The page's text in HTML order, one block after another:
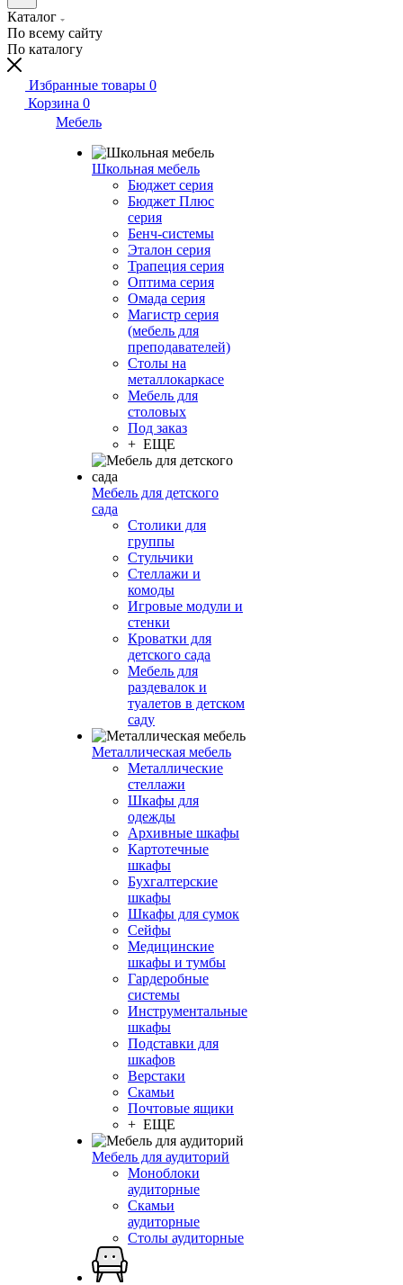
Каталог
По всему сайту
По каталогу
Избранные товары 0
Корзина 0
Мебель
Школьная мебель
Бюджет серия
Бюджет Плюс
серия
Бенч-системы
Эталон серия
Трапеция серия
Оптима серия
Омада серия
Магистр серия
(мебель для
преподавателей)
Столы на
металлокаркасе
Мебель для
столовых
Под заказ
+ ЕЩЕ
Мебель для детского
сада
Столики для
группы
Стульчики
Стеллажи и
комоды
Игровые модули и
стенки
Кроватки для
детского сада
Мебель для
раздевалок и
туалетов в детском
саду
Металлическая мебель
Металлические
стеллажи
Шкафы для
одежды
Архивные шкафы
Картотечные
шкафы
Бухгалтерские
шкафы
Шкафы для сумок
Сейфы
Медицинские
шкафы и тумбы
Гардеробные
системы
Инструментальные
шкафы
Подставки для
шкафов
Верстаки
Скамьи
Почтовые ящики
+ ЕЩЕ
Мебель для аудиторий
Моноблоки
аудиторные
Скамьи
аудиторные
Столы аудиторные